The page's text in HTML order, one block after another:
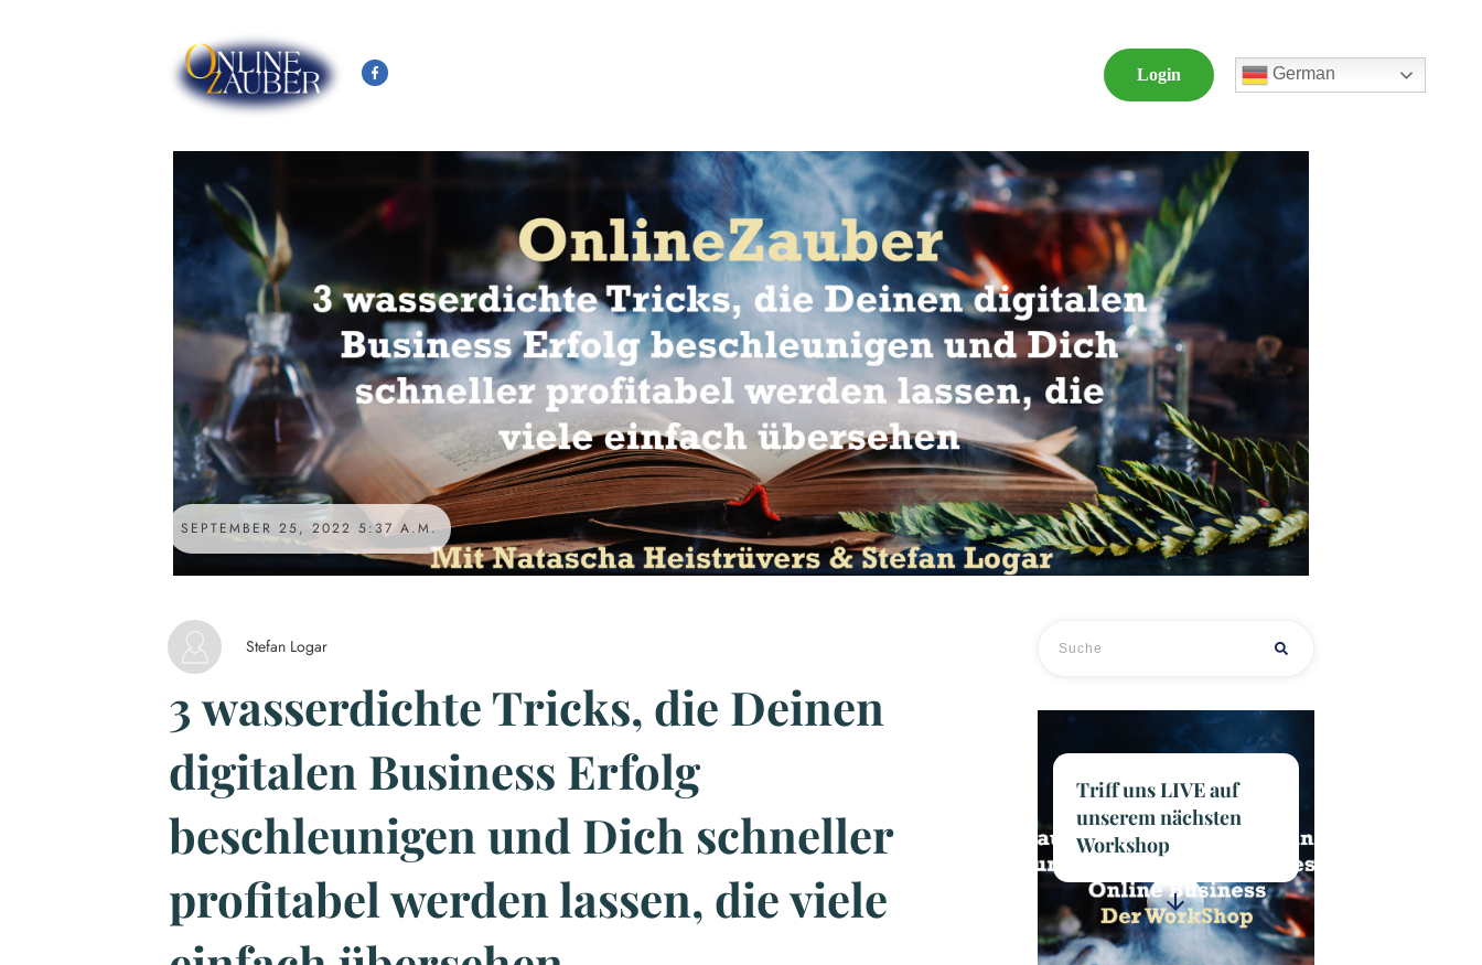
Login German
SEPTEMBER 25, 2022 5:37 A.M.
Stefan Logar
3 wasserdichte Tricks, die Deinen
digitalen Business Erfolg
beschleunigen und Dich schneller
profitabel werden lassen, die viele
Triff uns LIVE auf
unserem nächsten
Workshop